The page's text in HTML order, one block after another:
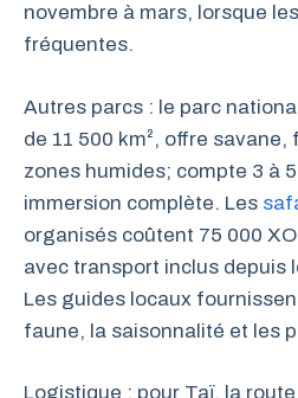
novembre à mars, lorsque
fréquentes.
Autres parcs : le parc
de 11 500 km², offre
zones humides; compte 3 à
immersion complète. Les
organisés coûtent 75 000
avec transport inclus depuis
Les guides locaux
faune, la saisonnalité et les
Logistique : pour Taï, la